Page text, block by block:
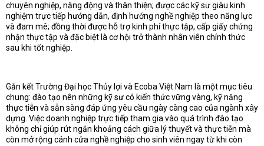
chuyên nghiệp, năng động và thân thiện; được các kỹ sư giàu kinh
nghiệm trực tiếp hướng dẫn, định hướng nghề nghiệp theo năng lực
và đam mê; đồng thời được hỗ trợ kinh phí thực tập, cấp giấy chứng
nhận thực tập và đặc biệt là cơ hội trở thành nhân viên chính thức
sau khi tốt nghiệp.
Gắn kết Trường Đại học Thủy lợi và Ecoba Việt Nam là một mục tiêu
chung: đào tạo nên những kỹ sư có kiến thức vững vàng, kỹ năng
thực tiễn và sẵn sàng đáp ứng yêu cầu ngày càng cao của ngành xây
dựng. Việc doanh nghiệp trực tiếp tham gia vào quá trình đào tạo
không chỉ giúp rút ngắn khoảng cách giữa lý thuyết và thực tiễn mà
còn mở rộng cánh cửa nghề nghiệp cho sinh viên ngay từ khi còn